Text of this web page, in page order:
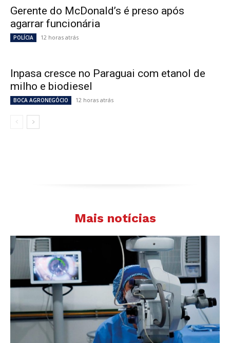
Gerente do McDonald’s é preso após
agarrar funcionária
POLÍCIA 12 horas atrás
Inpasa cresce no Paraguai com etanol de
milho e biodiesel
BOCA AGRONEGÓCIO 12 horas atrás
Mais notícias